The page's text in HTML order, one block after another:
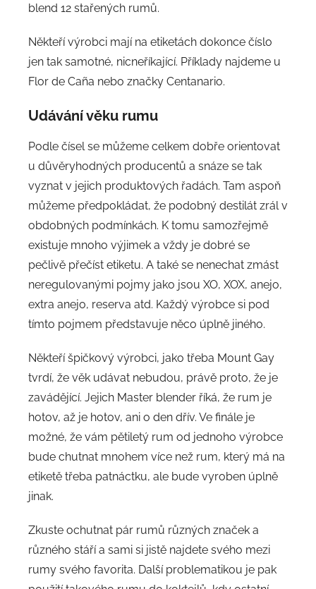
blend 12 stařených rumů.
Někteří výrobci mají na etiketách dokonce číslo
jen tak samotné, nicneříkající. Příklady najdeme u
Flor de Caña nebo značky Centanario.
Udávání věku rumu
Podle čísel se můžeme celkem dobře orientovat
u důvěryhodných producentů a snáze se tak
vyznat v jejich produktových řadách. Tam aspoň
můžeme předpokládat, že podobný destilát zrál v
obdobných podmínkách. K tomu samozřejmě
existuje mnoho výjimek a vždy je dobré se
pečlivě přečíst etiketu. A také se nenechat zmást
neregulovanými pojmy jako jsou XO, XOX, anejo,
extra anejo, reserva atd. Každý výrobce si pod
tímto pojmem představuje něco úplně jiného.
Někteří špičkový výrobci, jako třeba Mount Gay
tvrdí, že věk udávat nebudou, právě proto, že je
zavádějící. Jejich Master blender říká, že rum je
hotov, až je hotov, ani o den dřív. Ve finále je
možné, že vám pětiletý rum od jednoho výrobce
bude chutnat mnohem více než rum, který má na
etiketě třeba patnáctku, ale bude vyroben úplně
jinak.
Zkuste ochutnat pár rumů různých značek a
různého stáří a sami si jistě najdete svého mezi
rumy svého favorita. Další problematikou je pak